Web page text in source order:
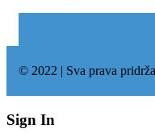
© 2022 | Sva prava
Sign In